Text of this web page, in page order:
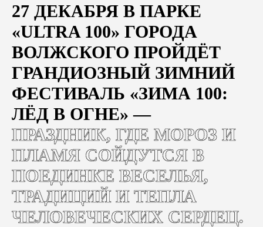
27 ДЕКАБРЯ В ПАРКЕ
«ULTRA 100» ГОРОДА
ВОЛЖСКОГО ПРОЙДЁТ
ГРАНДИОЗНЫЙ ЗИМНИЙ
ФЕСТИВАЛЬ «ЗИМА 100:
ЛЁД В ОГНЕ» —
ПРАЗДНИК, ГДЕ МОРОЗ И
ПЛАМЯ СОЙДУТСЯ В
ПОЕДИНКЕ ВЕСЕЛЬЯ,
ТРАДИЦИЙ И ТЕПЛА
ЧЕЛОВЕЧЕСКИХ СЕРДЕЦ.